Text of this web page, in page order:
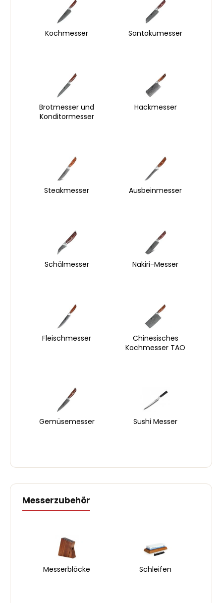
Kochmesser Santokumesser
Brotmesser und
Konditormesser
Hackmesser
Steakmesser Ausbeinmesser
Schälmesser Nakiri-Messer
Fleischmesser
Chinesisches
Kochmesser TAO
Gemüsemesser Sushi Messer
Messerzubehör
Messerblöcke Schleifen